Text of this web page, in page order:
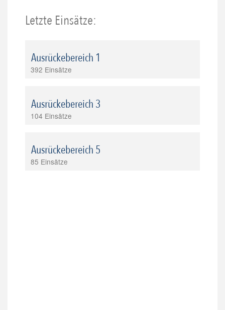
Letzte Einsätze:
Ausrückebereich 1
392 Einsätze
Ausrückebereich 3
104 Einsätze
Ausrückebereich 5
85 Einsätze